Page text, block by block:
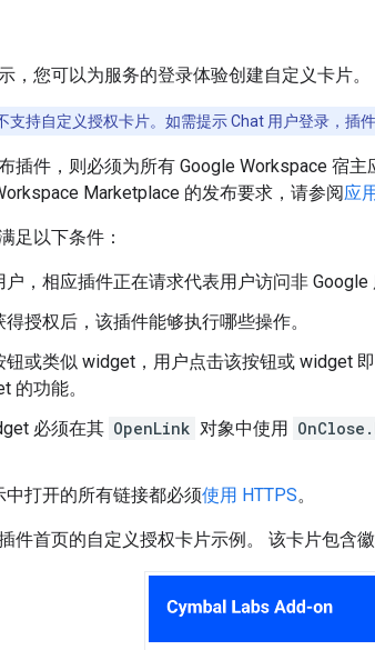
，您可以为服务的登录体验创建自定义卡片。
支持自定义授权卡片。如需提示 Chat 用户登录，插
插件，则必须为所有 Google Workspace 宿
Marketplace 的发布要求，请参阅应
足以下条件：
户，相应插件正在请求代表用户访问非 Google
授权后，该插件能够执行哪些操作。
钮或类似 widget，用户点击该按钮或 widget
的功能。
必须在其 OpenLink 对象中使用
中打开的所有链接都必须使用 HTTPS。
件首页的自定义授权卡片示例。 该卡片包含